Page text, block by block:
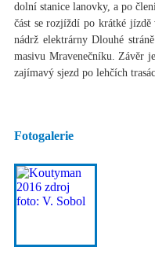
dolní stanice lanovky, a po
část se rozjíždí po krátké
nádrž elektrárny Dlouhé
masivu Mravenečníku. Závěr
zajímavý sjezd po lehčích
Fotogalerie